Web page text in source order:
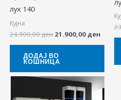
лух 140
Кујна
24.900,00ден 21.900,00 ден
ДОДАЈ ВО
КОШНИЦА